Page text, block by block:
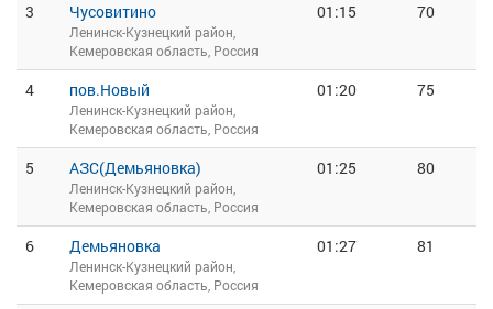
3 Чусовитино
Ленинск-Кузнецкий район,
Кемеровская область, Россия
01:15 70
4 пов.Новый
Ленинск-Кузнецкий район,
Кемеровская область, Россия
01:20 75
5 АЗС(Демьяновка)
Ленинск-Кузнецкий район,
Кемеровская область, Россия
01:25 80
6 Демьяновка
Ленинск-Кузнецкий район,
Кемеровская область, Россия
01:27 81